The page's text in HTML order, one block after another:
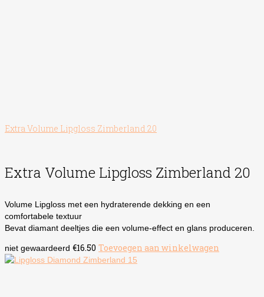
Extra Volume Lipgloss Zimberland 20
Extra Volume Lipgloss Zimberland 20
Volume Lipgloss met een hydraterende dekking en een
comfortabele textuur
Bevat diamant deeltjes die een volume-effect en glans produceren.
niet gewaardeerd €16.50 Toevoegen aan winkelwagen